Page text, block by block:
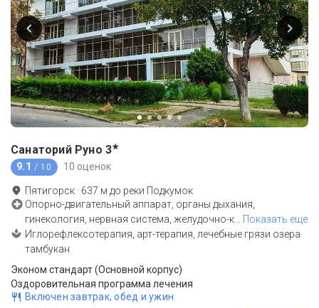
Санаторий Руно 3★
9.1 / 10 10 оценок
Пятигорск · 637 м до реки Подкумок
Опорно-двигательный аппарат, органы дыхания,
гинекология, нервная система, желудочно-к
Показать еще
Иглорефлексотерапия, арт-терапия, лечебные грязи озера
тамбукан
Эконом стандарт (Основной корпус)
Оздоровительная программа лечения
Включен завтрак, обед и ужин